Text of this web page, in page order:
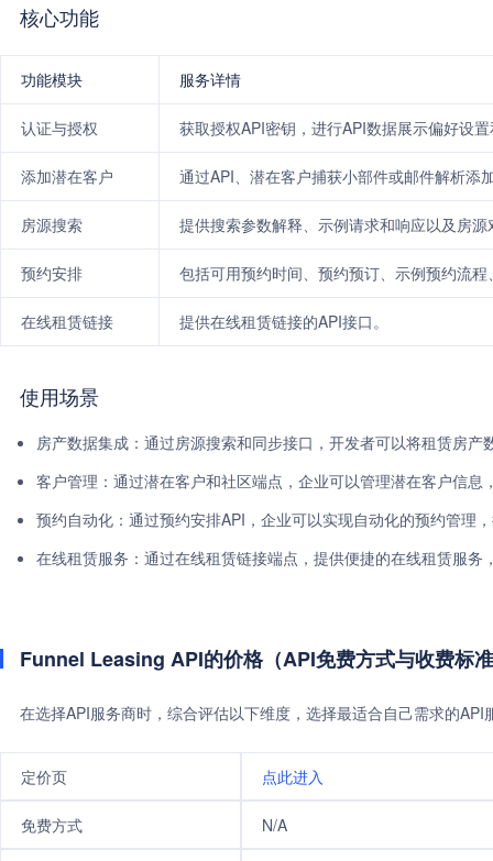
核心功能
功能模块 服务详情
认证与授权 获取授权API密钥，进行API数据展示偏好设
添加潜在客户 通过API、潜在客户捕获小部件或邮件解析添
房源搜索 提供搜索参数解释、示例请求和响应以及房
预约安排 包括可用预约时间、预约预订、示例预约流
在线租赁链接 提供在线租赁链接的API接口。
使用场景
房产数据集成：通过房源搜索和同步接口，开发者可以将租赁房产
客户管理：通过潜在客户和社区端点，企业可以管理潜在客户信息
预约自动化：通过预约安排API，企业可以实现自动化的预约管理
在线租赁服务：通过在线租赁链接端点，提供便捷的在线租赁服务
Funnel Leasing API的价格（API免费方式与收费标
在选择API服务商时，综合评估以下维度，选择最适合自己需求的
定价页 点此进入
免费方式 N/A